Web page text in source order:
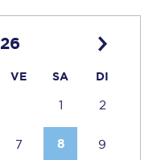
VE SA DI
1 2
7 8 9